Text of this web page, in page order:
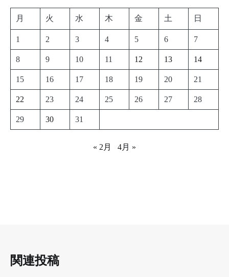
月 火 水 木 金 土 日
1 2 3 4 5 6 7
8 9 10 11 12 13 14
15 16 17 18 19 20 21
22 23 24 25 26 27 28
29 30 31
« 2月 4月 »
関連投稿